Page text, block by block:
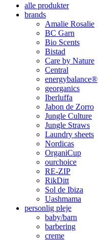
alle produkter
brands
Amalie Rosalie
BC Garn
Bio Scents
Bistad
Care by Nature
Central
energybalance®
georganics
Iberluffa
Jabon de Zorro
Jungle Culture
Jungle Straws
Laundry sheets
Nordicas
OrganiCup
ourchoice
RE-ZIP
RikDitt
Sol de Ibiza
Uashmama
personlig pleje
baby/barn
barbering
creme